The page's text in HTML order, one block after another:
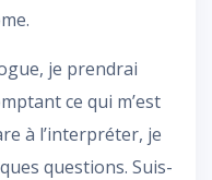
je prendrai
ce qui m’est
à l’interpréter, je
questions. Suis-